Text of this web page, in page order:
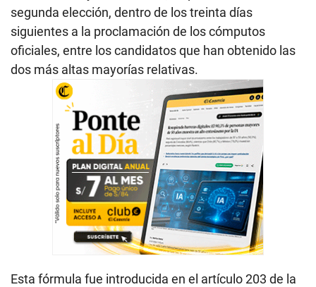
segunda elección, dentro de los treinta días
siguientes a la proclamación de los cómputos
oficiales, entre los candidatos que han obtenido las
dos más altas mayorías relativas.
Esta fórmula fue introducida en el artículo 203 de la